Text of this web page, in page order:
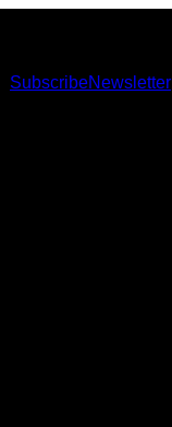
SubscribeNewsletter